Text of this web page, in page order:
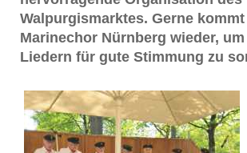
Walpurgismarktes. Gerne
Marinechor Nürnberg wieder,
Liedern für gute Stimmung zu